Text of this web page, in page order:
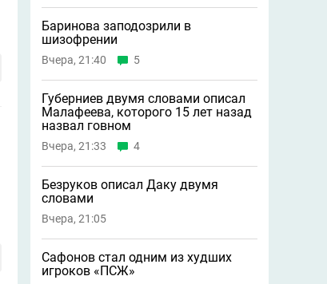
Баринова заподозрили в
шизофрении
Вчера, 21:40 5
Губерниев двумя словами описал
Малафеева, которого 15 лет назад
назвал говном
Вчера, 21:33 4
Безруков описал Даку двумя
словами
Вчера, 21:05
Сафонов стал одним из худших
игроков «ПСЖ»